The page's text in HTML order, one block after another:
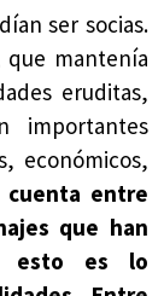
ser socias.
que mantenía
eruditas,
importantes
económicos,
cuenta entre
que han
esto es lo